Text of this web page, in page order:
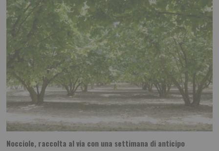
Nocciole, raccolta al via con una settimana di anticipo